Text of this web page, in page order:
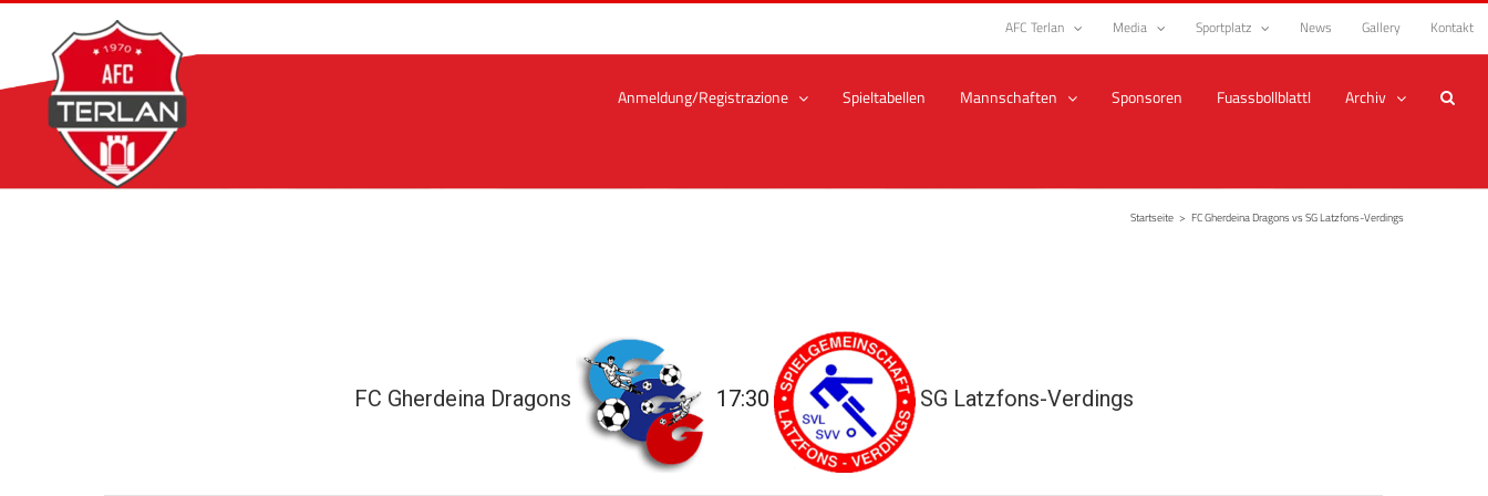
Zum
springen
AFC Terlan Media Sportplatz News Gallery Kontakt
Anmeldung/Registrazione Spieltabellen Mannschaften Sponsoren Fuassbollblattl Archiv
Startseite > FC Gherdeina Dragons vs SG Latzfons-Verdings
FC Gherdeina Dragons 17:30 SG Latzfons-Verdings